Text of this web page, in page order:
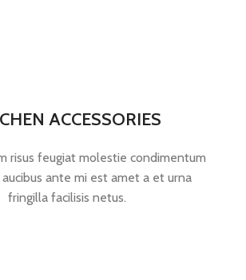
ACCESSORIES
risus feugiat molestie condimentum
aucibus ante mi est amet a et urna
fringilla facilisis netus.